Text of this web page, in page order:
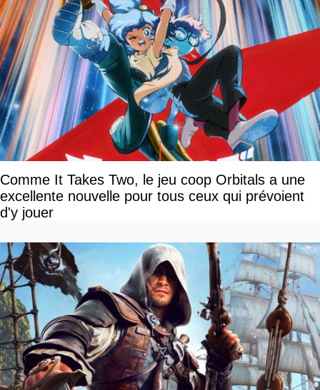
Comme It Takes Two, le jeu coop Orbitals a une
excellente nouvelle pour tous ceux qui prévoient
d'y jouer